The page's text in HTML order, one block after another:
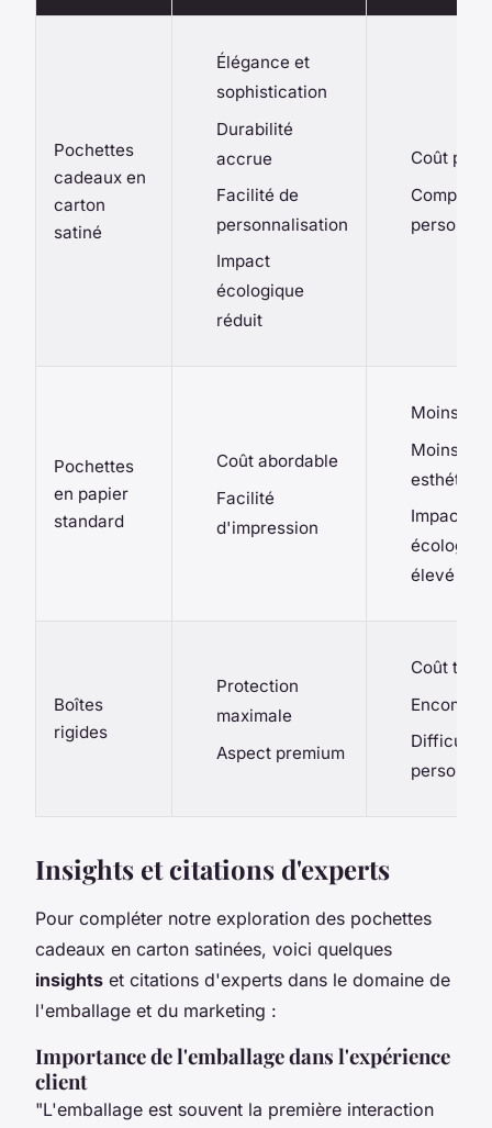
Pochettes
cadeaux en
carton
satiné
Élégance et
sophistication
Durabilité
accrue
Facilité de
personnalisation
Impact
écologique
réduit
Coût plus
Pochettes
en papier
standard
Coût abordable
Facilité
d'impression
Moins
Moins
Impact
élevé
Boîtes
rigides
Protection
maximale
Aspect premium
Coût très
Difficulté
Insights et citations d'experts
Pour compléter notre exploration des pochettes
cadeaux en carton satinées, voici quelques
insights et citations d'experts dans le domaine de
l'emballage et du marketing :
Importance de l'emballage dans l'expérience
client
"L'emballage est souvent la première interaction